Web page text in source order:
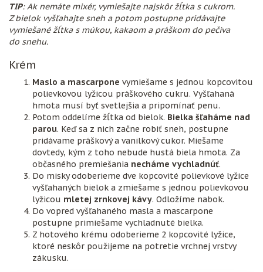
TIP: Ak nemáte mixér, vymiešajte najskôr žĺtka s cukrom.
Z bielok vyšľahajte sneh a potom postupne pridávajte
vymiešané žĺtka s múkou, kakaom a práškom do pečiva
do snehu.
Krém
Maslo a mascarpone vymiešame s jednou kopcovitou
polievkovou lyžicou práškového cukru. Vyšľahaná
hmota musí byť svetlejšia a pripomínať penu.
Potom oddelíme žĺtka od bielok. Bielka šľaháme nad
parou. Keď sa z nich začne robiť sneh, postupne
pridávame práškový a vanilkový cukor. Miešame
dovtedy, kým z toho nebude hustá biela hmota. Za
občasného premiešania necháme vychladnúť.
Do misky odoberieme dve kopcovité polievkové lyžice
vyšľahaných bielok a zmiešame s jednou polievkovou
lyžicou mletej zrnkovej kávy. Odložíme nabok.
Do vopred vyšľahaného masla a mascarpone
postupne primiešame vychladnuté bielka.
Z hotového krému odoberieme 2 kopcovité lyžice,
ktoré neskôr použijeme na potretie vrchnej vrstvy
zákusku.